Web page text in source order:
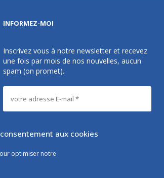
aux cookies
optimiser notre
INFORMEZ-MOI
Inscrivez vous à notre newsletter et recevez
une fois par mois de nos nouvelles, aucun
spam (on promet).
Les instructions pour vous désabonner sont